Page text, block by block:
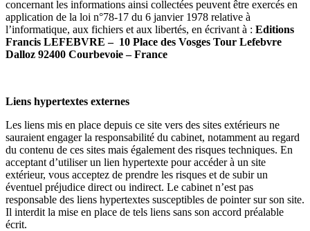
concernant les informations ainsi collectées peuvent être exercés en
application de la loi n°78-17 du 6 janvier 1978 relative à
l’informatique, aux fichiers et aux libertés, en écrivant à : Editions
Francis LEFEBVRE – 10 Place des Vosges Tour Lefebvre
Dalloz 92400 Courbevoie – France
Liens hypertextes externes
Les liens mis en place depuis ce site vers des sites extérieurs ne
sauraient engager la responsabilité du cabinet, notamment au regard
du contenu de ces sites mais également des risques techniques. En
acceptant d’utiliser un lien hypertexte pour accéder à un site
extérieur, vous acceptez de prendre les risques et de subir un
éventuel préjudice direct ou indirect. Le cabinet n’est pas
responsable des liens hypertextes susceptibles de pointer sur son site.
Il interdit la mise en place de tels liens sans son accord préalable
écrit.